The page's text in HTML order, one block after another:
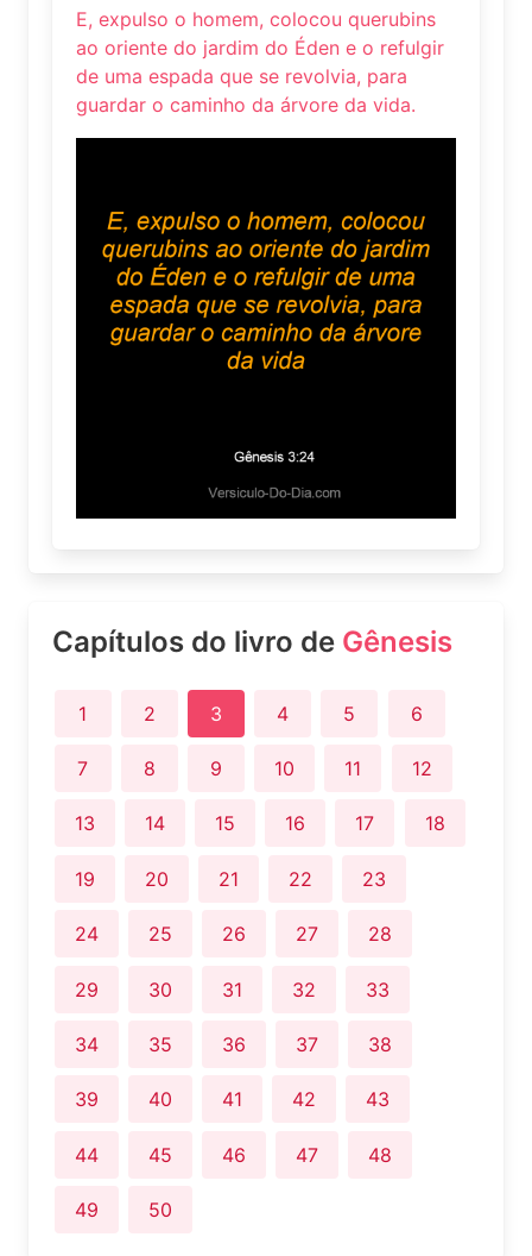
E, expulso o homem, colocou querubins
ao oriente do jardim do Éden e o refulgir
de uma espada que se revolvia, para
guardar o caminho da árvore da vida.
Capítulos do livro de Gênesis
1 2 3 4 5 6
7 8 9 10 11 12
13 14 15 16 17 18
19 20 21 22 23
24 25 26 27 28
29 30 31 32 33
34 35 36 37 38
39 40 41 42 43
44 45 46 47 48
49 50